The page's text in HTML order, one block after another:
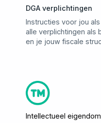
DGA verplichtingen
Instructies voor jou
alle verplichtingen als
en je jouw fiscale
Intellectueel eigendom